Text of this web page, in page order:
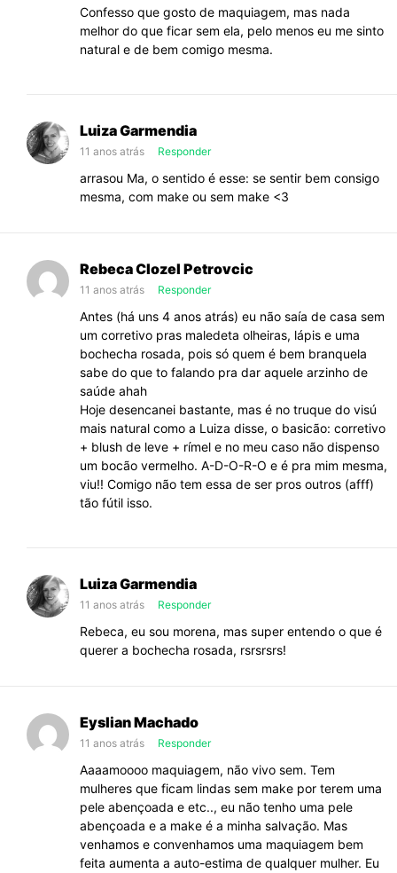
Confesso que gosto de maquiagem, mas nada
melhor do que ficar sem ela, pelo menos eu me sinto
natural e de bem comigo mesma.
Luiza Garmendia
11 anos atrás Responder
arrasou Ma, o sentido é esse: se sentir bem consigo
mesma, com make ou sem make <3
Rebeca Clozel Petrovcic
11 anos atrás Responder
Antes (há uns 4 anos atrás) eu não saía de casa sem
um corretivo pras maledeta olheiras, lápis e uma
bochecha rosada, pois só quem é bem branquela
sabe do que to falando pra dar aquele arzinho de
saúde ahah
Hoje desencanei bastante, mas é no truque do visú
mais natural como a Luiza disse, o basicão: corretivo
+ blush de leve + rímel e no meu caso não dispenso
um bocão vermelho. A-D-O-R-O e é pra mim mesma,
viu!! Comigo não tem essa de ser pros outros (afff)
tão fútil isso.
Luiza Garmendia
11 anos atrás Responder
Rebeca, eu sou morena, mas super entendo o que é
querer a bochecha rosada, rsrsrsrs!
Eyslian Machado
11 anos atrás Responder
Aaaamoooo maquiagem, não vivo sem. Tem
mulheres que ficam lindas sem make por terem uma
pele abençoada e etc.., eu não tenho uma pele
abençoada e a make é a minha salvação. Mas
venhamos e convenhamos uma maquiagem bem
feita aumenta a auto-estima de qualquer mulher. Eu